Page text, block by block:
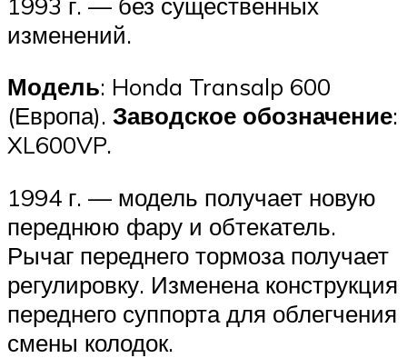
изменений.
Модель: Honda Transalp 600
(Европа). Заводское обозначение:
XL600VP.
1994 г. — модель получает новую
переднюю фару и обтекатель.
Рычаг переднего тормоза получает
регулировку. Изменена конструкция
переднего суппорта для облегчения
смены колодок.